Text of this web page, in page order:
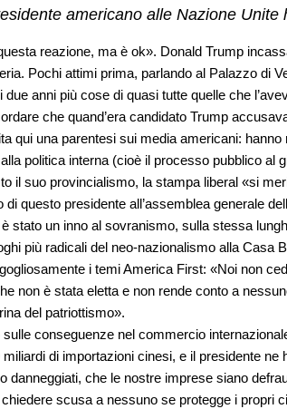
americano alle Nazione
reazione, ma è ok». Donald Trump
Pochi attimi prima, parlando al Palazzo di
due anni più cose di quasi tutte quelle che
che quand’era candidato Trump
qui una parentesi sui media americani:
politica interna (cioè il processo pubblico al
il suo provincialismo, la stampa liberal «si
di questo presidente all’assemblea generale
stato un inno al sovranismo, sulla stessa
più radicali del neo-nazionalismo alla Casa
i temi America First: «Noi non
non è stata eletta e non rende conto a
del patriottismo».
conseguenze nel commercio
di importazioni cinesi, e il presidente
danneggiati, che le nostre imprese siano
chiedere scusa a nessuno se protegge i propri